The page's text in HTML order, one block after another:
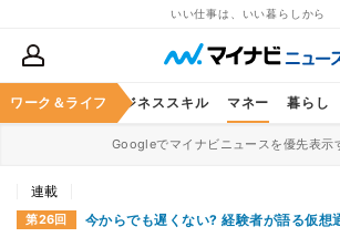
いい仕事は、いい暮らしから
ワーク＆ライフ
キャリア ビジネススキル マネー 暮らし
Googleでマイナビニュースを優先表示
連載
第26回 今からでも遅くない? 経験者が語る仮想